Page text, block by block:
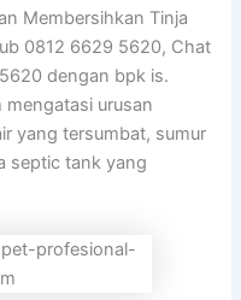
Membersihkan Tinja
0812 6629 5620, Chat
dengan bpk is.
mengatasi urusan
yang tersumbat, sumur
septic tank yang